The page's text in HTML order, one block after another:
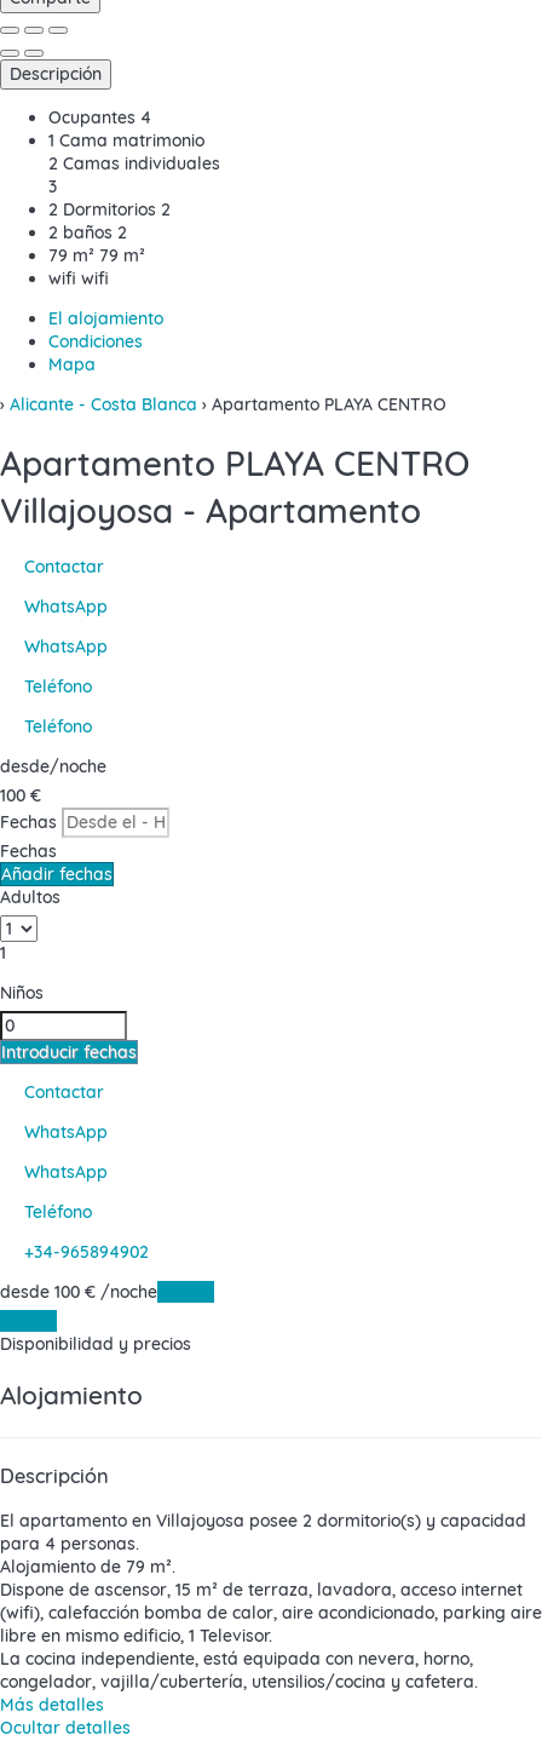
Descripción
Ocupantes 4
1 Cama matrimonio
2 Camas individuales
3
2 Dormitorios 2
2 baños 2
79 m² 79 m²
wifi wifi
El alojamiento
Condiciones
Mapa
› Alicante - Costa Blanca › Apartamento PLAYA CENTRO
Apartamento PLAYA CENTRO
Villajoyosa - Apartamento
Contactar
WhatsApp
WhatsApp
Teléfono
Teléfono
desde/noche
100 €
Fechas
Fechas
Añadir fechas
Adultos
1
Niños
Introducir fechas
Contactar
WhatsApp
WhatsApp
Teléfono
+34-965894902
desde 100 € /noche
Disponibilidad y precios
Alojamiento
Descripción
El apartamento en Villajoyosa posee 2 dormitorio(s) y capacidad
para 4 personas.
Alojamiento de 79 m².
Dispone de ascensor, 15 m² de terraza, lavadora, acceso internet
(wifi), calefacción bomba de calor, aire acondicionado, parking aire
libre en mismo edificio, 1 Televisor.
La cocina independiente, está equipada con nevera, horno,
congelador, vajilla/cubertería, utensilios/cocina y cafetera.
Más detalles
Ocultar detalles